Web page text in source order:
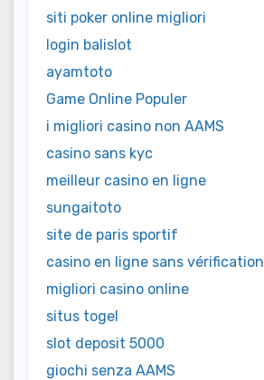
siti poker online migliori
login balislot
ayamtoto
Game Online Populer
i migliori casino non AAMS
casino sans kyc
meilleur casino en ligne
sungaitoto
site de paris sportif
casino en ligne sans vérification
migliori casino online
situs togel
slot deposit 5000
giochi senza AAMS